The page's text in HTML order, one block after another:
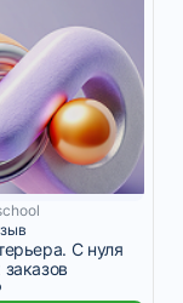
9 месяцев
С нуля